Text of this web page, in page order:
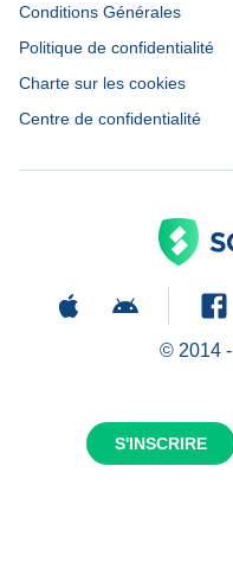
S'INSCRIRE
Conditions Générales
Politique de confidentialité
Charte sur les cookies
Centre de confidentialité
© 2014 -